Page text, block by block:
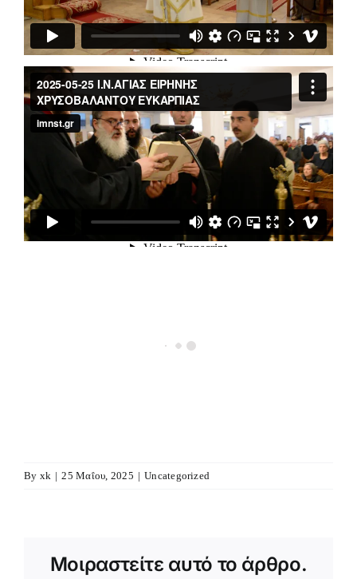
By xk | 25 Μαΐου, 2025 | Uncategorized
Μοιραστείτε αυτό το άρθρο.